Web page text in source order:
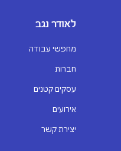
לאודר נגב
מחפשי עבודה
חברות
עסקים קטנים
אירועים
יצירת קשר